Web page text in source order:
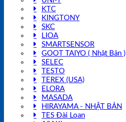
KTC
KINGTONY
SKC
LIOA
SMARTSENSOR
GOOT TAIYO ( Nhật Bản )
SELEC
TESTO
TEREX (USA)
ELORA
MASADA
HIRAYAMA - NHẬT BẢN
TES Đài Loan